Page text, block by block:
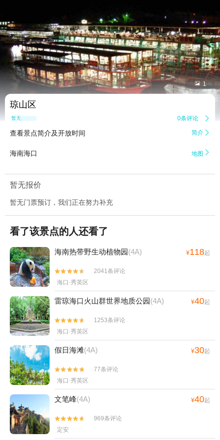
 1
琼山区
暂无点评 0条评论 
查看景点简介及开放时间 简介 
海南海口 地图 
暂无报价
暂无门票预订，我们正在努力补充
看了该景点的人还看了
海南热带野生动植物园(4A) ¥118起


2041条评论
海口·秀英区
雷琼海口火山群世界地质公园(4A) ¥40起


1253条评论
海口·秀英区
假日海滩(4A) ¥30起


77条评论
海口·秀英区
文笔峰(4A) ¥40起


969条评论
定安